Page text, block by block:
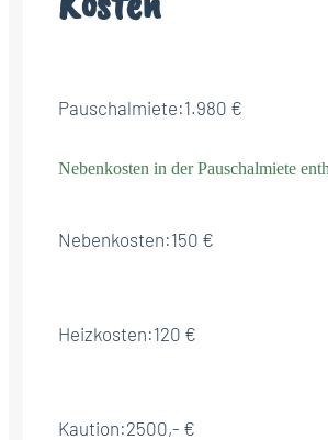
Pauschalmiete:1.980 €
Nebenkosten in der Pauschalmiete
Nebenkosten:150 €
Heizkosten:120 €
Kaution:2500,- €